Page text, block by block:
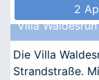
2
Villa Waldesruh
Die Villa
Strandstraße.